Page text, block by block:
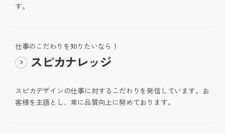
す。
仕事のこだわりを知りたいなら！
スピカナレッジ
スピカデザインの仕事に対するこだわりを発信しています。お
客様を主語とし、常に品質向上に努めております。